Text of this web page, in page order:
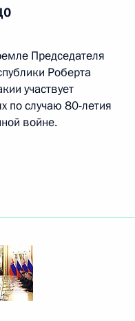
Председателя
Роберта
участвует
по случаю 80-летия
войне.